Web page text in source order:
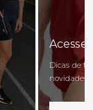
Acesse
Dicas de
novidades